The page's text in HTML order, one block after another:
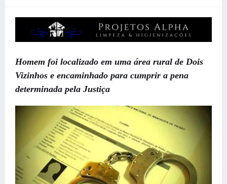
Homem foi localizado em uma área rural de Dois
Vizinhos e encaminhado para cumprir a pena
determinada pela Justiça